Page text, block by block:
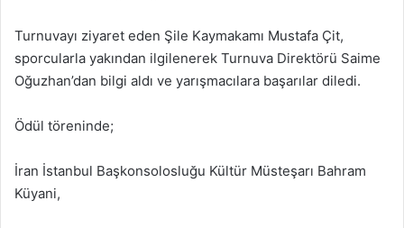
Turnuvayı ziyaret eden Şile Kaymakamı Mustafa Çit,
sporcularla yakından ilgilenerek Turnuva Direktörü Saime
Oğuzhan’dan bilgi aldı ve yarışmacılara başarılar diledi.
Ödül töreninde;
İran İstanbul Başkonsolosluğu Kültür Müsteşarı Bahram
Küyani,